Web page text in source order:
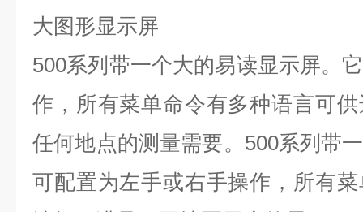
大图形显示屏
500系列带一个大的易读显示屏。
作，所有菜单命令有多种语言可
任何地点的测量需要。500系列带
可配置为左手或右手操作，所有